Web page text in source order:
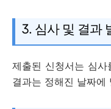
3. 심사 및 결과
제출된 신청서는 심
결과는 정해진 날짜에